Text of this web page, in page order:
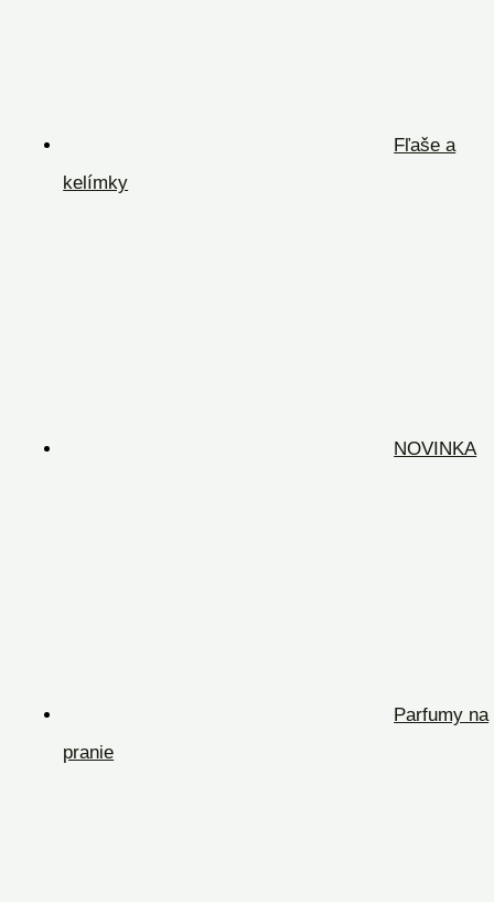
Fľaše a
kelímky
NOVINKA
Parfumy na
pranie